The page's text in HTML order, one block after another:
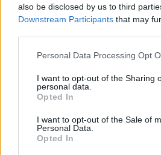
also be disclosed by us to third
Downstream Participants that may
Please note that this website/app
not limited to your visit or usage
grant or deny consent to Google and
use your data for below specified
consent section.
Personal Data Processing Opt
I want to opt-out of the Sharing
personal data.
Opted In
I want to opt-out of the Sale of
Personal Data.
Opted In
hogy bele szeretne-e ülni,
sejteni lehetett, hogy a finn
Crash.netexkluzív
elkezdjenek beszélni és